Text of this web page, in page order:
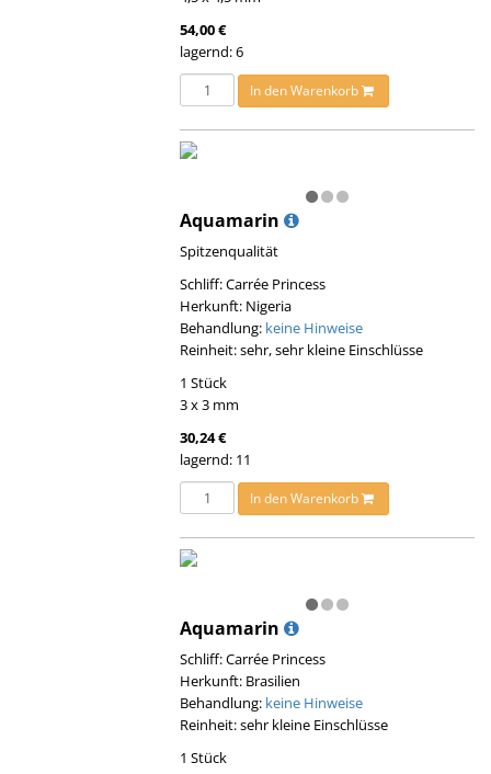
54,00 €
lagernd: 6
In den Warenkorb
Aquamarin
Spitzenqualität
Schliff: Carrée Princess
Herkunft: Nigeria
Behandlung: keine Hinweise
Reinheit: sehr, sehr kleine Einschlüsse
1 Stück
3 x 3 mm
30,24 €
lagernd: 11
In den Warenkorb
Aquamarin
Schliff: Carrée Princess
Herkunft: Brasilien
Behandlung: keine Hinweise
Reinheit: sehr kleine Einschlüsse
1 Stück